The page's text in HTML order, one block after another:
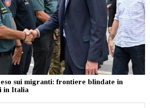
sui migranti: frontiere blindate in
in Italia